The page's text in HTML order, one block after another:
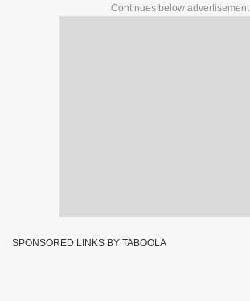
Continues below advertisement
SPONSORED LINKS BY TABOOLA